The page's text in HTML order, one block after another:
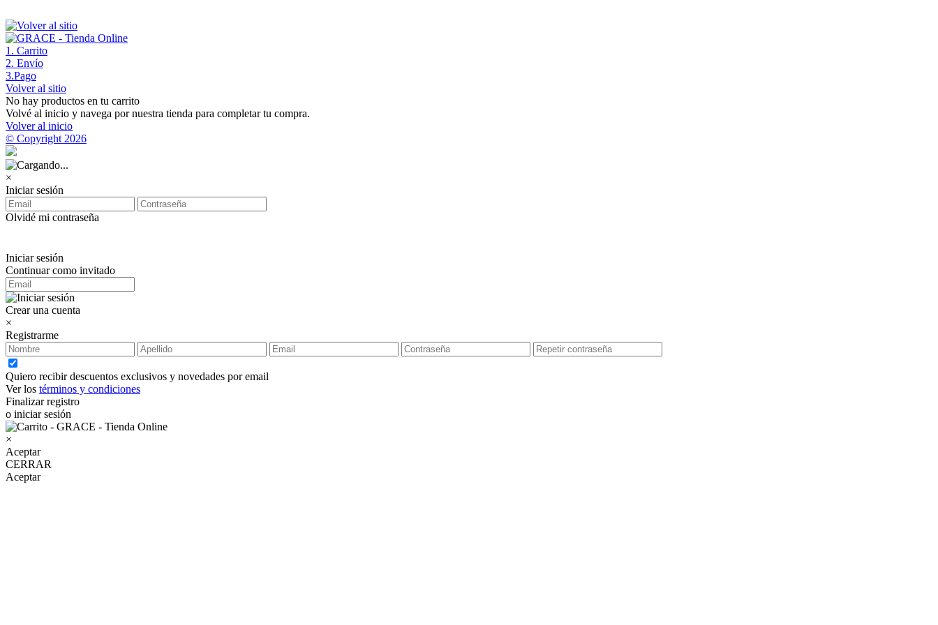
1 . Carrito
2. Envío
3.Pago
Volver al sitio
No hay productos en tu carrito
Volvé al inicio y navega por nuestra tienda para completar tu compra.
Volver al inicio
© Copyright 2026
×
Iniciar sesión
Olvidé mi contraseña
Iniciar sesión
Continuar como invitado
Crear una cuenta
×
Registrarme
Quiero recibir descuentos exclusivos y novedades por email
Ver los términos y condiciones
Finalizar registro
o iniciar sesión
×
Aceptar
CERRAR
Aceptar